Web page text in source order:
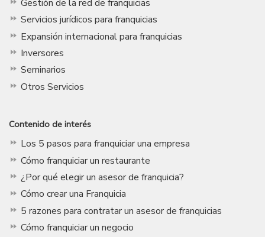
Gestión de la red de franquicias
Servicios jurídicos para franquicias
Expansión internacional para franquicias
Inversores
Seminarios
Otros Servicios
Contenido de interés
Los 5 pasos para franquiciar una empresa
Cómo franquiciar un restaurante
¿Por qué elegir un asesor de franquicia?
Cómo crear una Franquicia
5 razones para contratar un asesor de franquicias
Cómo franquiciar un negocio